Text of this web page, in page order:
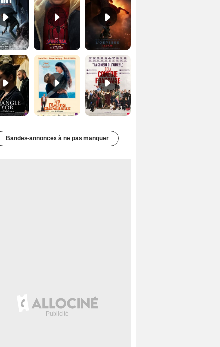
Le Triangle d'or Bande-annonce VF De la Comédie-Française Teaser VF
Bandes-annonces à ne pas manquer